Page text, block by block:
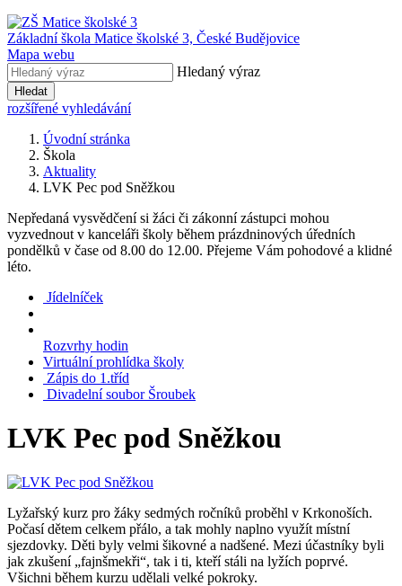
Základní škola Matice školské 3, České Budějovice
Mapa webu
Hledaný výraz
Hledat
rozšířené vyhledávání
Úvodní stránka
Škola
Aktuality
LVK Pec pod Sněžkou
Nepředaná vysvědčení si žáci či zákonní zástupci mohou
vyzvednout v kanceláři školy během prázdninových úředních
pondělků v čase od 8.00 do 12.00. Přejeme Vám pohodové a klidné
léto.
Jídelníček
Rozvrhy hodin
Virtuální prohlídka školy
Zápis do 1.tříd
Divadelní soubor Šroubek
LVK Pec pod Sněžkou
Lyžařský kurz pro žáky sedmých ročníků proběhl v Krkonoších.
Počasí dětem celkem přálo, a tak mohly naplno využít místní
sjezdovky. Děti byly velmi šikovné a nadšené. Mezi účastníky byli
jak zkušení „fajnšmekři“, tak i ti, kteří stáli na lyžích poprvé.
Všichni během kurzu udělali velké pokroky.